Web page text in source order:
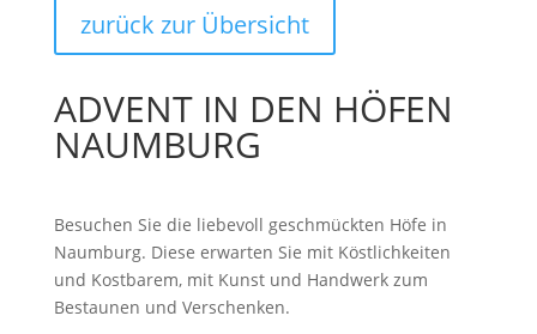
zurück zur Übersicht
ADVENT IN DEN HÖFEN
NAUMBURG
Besuchen Sie die liebevoll geschmückten Höfe in
Naumburg. Diese erwarten Sie mit Köstlichkeiten
und Kostbarem, mit Kunst und Handwerk zum
Bestaunen und Verschenken.